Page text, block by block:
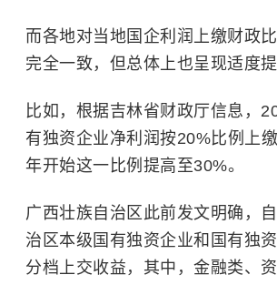
而各地对当地国企利润上缴财政
完全一致，但总体上也呈现适度提
比如，根据吉林省财政厅信息，
有独资企业净利润按20%比例上
年开始这一比例提高至30%。
广西壮族自治区此前发文明确，
治区本级国有独资企业和国有独
分档上交收益，其中，金融类、